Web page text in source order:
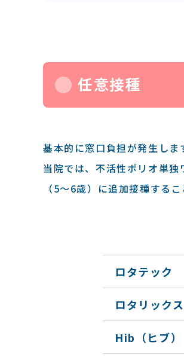
任意接種
基本的に窓口負担が発生しま
当院では、不活性ポリオ単
（5～6歳）に追加接種する
ロタテック
ロタリックス
Hib（ヒブ）